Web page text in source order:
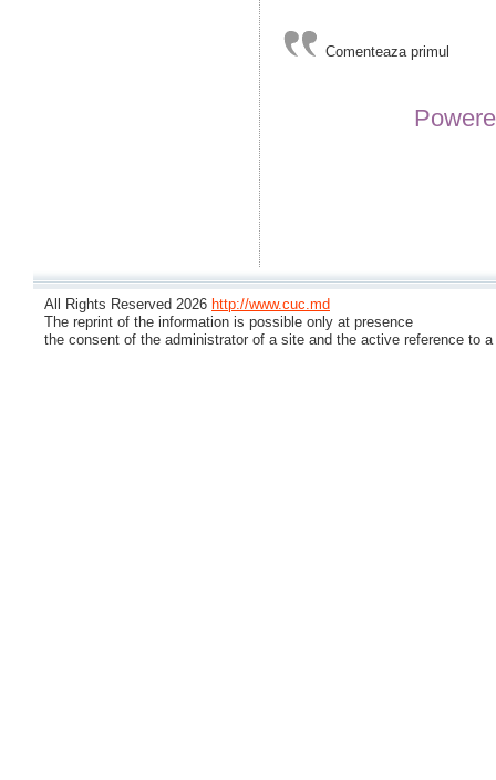
Comenteaza primul
All Rights Reserved 2026 http://www.cuc.md
The reprint of the information is possible only at presence
the consent of the administrator of a site and the active reference to